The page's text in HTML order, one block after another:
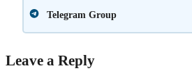
Telegram Group
Leave a Reply